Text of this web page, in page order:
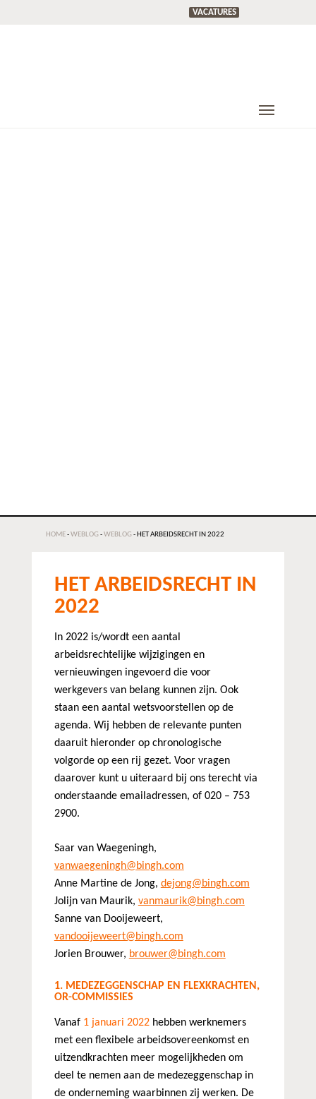
VACATURES
HOME-WEBLOG-WEBLOG- HET ARBEIDSRECHT IN 2022
HET ARBEIDSRECHT IN
2022
In 2022 is/wordt een aantal
arbeidsrechtelijke wijzigingen en
vernieuwingen ingevoerd die voor
werkgevers van belang kunnen zijn. Ook
staan een aantal wetsvoorstellen op de
agenda. Wij hebben de relevante punten
daaruit hieronder op chronologische
volgorde op een rij gezet. Voor vragen
daarover kunt u uiteraard bij ons terecht via
onderstaande emailadressen, of 020 – 753
2900.
Saar van Waegeningh,
vanwaegeningh@bingh.com
Anne Martine de Jong, dejong@bingh.com
Jolijn van Maurik, vanmaurik@bingh.com
Sanne van Dooijeweert,
vandooijeweert@bingh.com
Jorien Brouwer, brouwer@bingh.com
1. MEDEZEGGENSCHAP EN FLEXKRACHTEN,
OR-COMMISSIES
Vanaf 1 januari 2022hebben werknemers
met een flexibele arbeidsovereenkomst en
uitzendkrachten meer mogelijkheden om
deel te nemen aan de medezeggenschap in
de onderneming waarbinnen zij werken. De